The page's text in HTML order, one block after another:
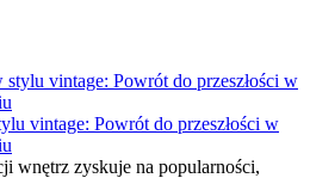
vintage: Powrót do przeszłości w
wnętrz zyskuje na popularności,